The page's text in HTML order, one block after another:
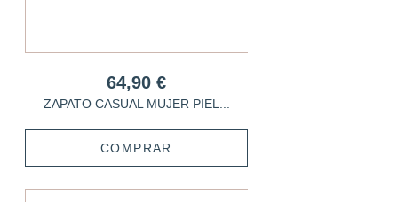
64,90 €
ZAPATO CASUAL MUJER PIEL...
COMPRAR